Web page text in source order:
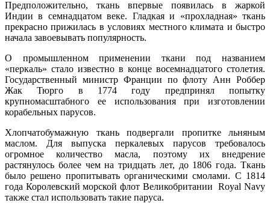
Предположительно, ткань впервые появилась в жаркой
Индии в семнадцатом веке. Гладкая и «прохладная» ткань
прекрасно прижилась в условиях местного климата и быстро
начала завоевывать популярность.
О промышленном применении ткани под названием
«перкаль» стало известно в конце восемнадцатого столетия.
Государственный министр Франции по флоту Анн Роббер
Жак Тюрго в 1774 году предпринял попытку
крупномасштабного ее использования при изготовлении
корабельных парусов.
Хлопчатобумажную ткань подвергали пропитке льняным
маслом. Для выпуска перкалевых парусов требовалось
огромное количество масла, поэтому их внедрение
растянулось более чем на тридцать лет, до 1806 года. Ткань
было решено пропитывать органическими смолами. С 1814
года Королевский морской флот Великобритании Royal Navy
также стал использовать такие паруса.